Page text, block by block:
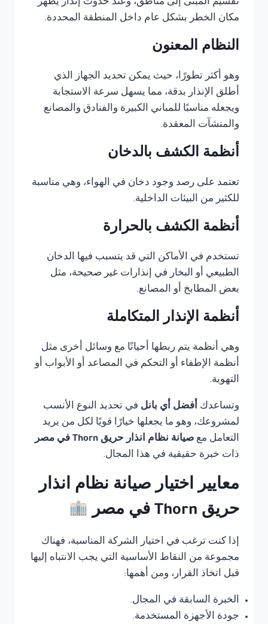
تقسيم المبنى إلى مناطق، وعند حدوث إنذار يظهر
مكان الخطر بشكل عام داخل المنطقة المحددة.
النظام المعنون
وهو أكثر تطورًا، حيث يمكن تحديد الجهاز الذي
أطلق الإنذار بدقة، مما يسهل سرعة الاستجابة
ويجعله مناسبًا للمباني الكبيرة والفنادق والمصانع
والمنشآت المعقدة.
أنظمة الكشف بالدخان
تعتمد على رصد وجود دخان في الهواء، وهي مناسبة
للكثير من البيئات الداخلية.
أنظمة الكشف بالحرارة
تستخدم في الأماكن التي قد يتسبب فيها الدخان
الطبيعي أو البخار في إنذارات غير صحيحة، مثل
بعض المطابخ أو المصانع.
أنظمة الإنذار المتكاملة
وهي أنظمة يتم ربطها أحيانًا مع وسائل أخرى مثل
أنظمة الإطفاء أو التحكم في المصاعد أو الأبواب أو
التهوية.
وتساعدك أفضل أي بانل في تحديد النوع الأنسب
لمشروعك، وهو ما يجعلها خيارًا قويًا لكل من يريد
التعامل مع صيانة نظام انذار حريق Thorn في مصر
ذات خبرة حقيقية في هذا المجال.
معايير اختيار صيانة نظام انذار
حريق Thorn في مصر
إذا كنت ترغب في اختيار الشركة المناسبة، فهناك
مجموعة من النقاط الأساسية التي يجب الانتباه إليها
قبل اتخاذ القرار، ومن أهمها:
الخبرة السابقة في المجال.
جودة الأجهزة المستخدمة.